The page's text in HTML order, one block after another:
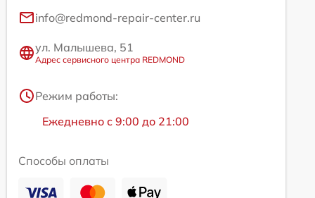
info@redmond-repair-center.ru
ул. Малышева, 51
Адрес сервисного центра REDMOND
Режим работы:
Ежедневно с 9:00 до 21:00
Способы оплаты